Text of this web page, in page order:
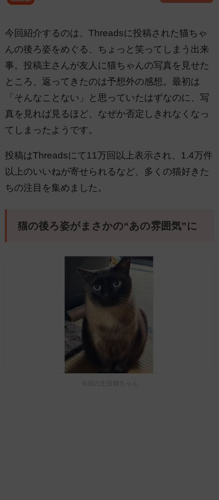
今回紹介するのは、Threadsに投稿された猫ちゃ
んの後ろ姿をめぐる、ちょっと笑ってしまう出来
事。投稿主さんが友人に猫ちゃんの写真を見せた
ところ、返ってきたのは予想外の感想。最初は
「そんなことない」と思っていたはずなのに、写
真を見れば見るほど、なぜか否定しきれなくなっ
てしまったようです。
投稿はThreadsにて11万回以上表示され、1.4万件
以上のいいねが寄せられるなど、多くの猫好きた
ちの注目を集めました。
猫の後ろ姿がまさかの“あの雰囲気”に
今回の主役猫ちゃん